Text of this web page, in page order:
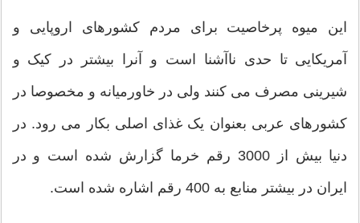
این میوه پرخاصیت برای مردم کشورهای اروپایی و
آمریکایی تا حدی ناآشنا است و آنرا بیشتر در کیک و
شیرینی مصرف می کنند ولی در خاورمیانه و مخصوصا در
کشورهای عربی بعنوان یک غذای اصلی بکار می رود. در
دنیا بیش از 3000 رقم خرما گزارش شده است و در
ایران در بیشتر منابع به 400 رقم اشاره شده است.